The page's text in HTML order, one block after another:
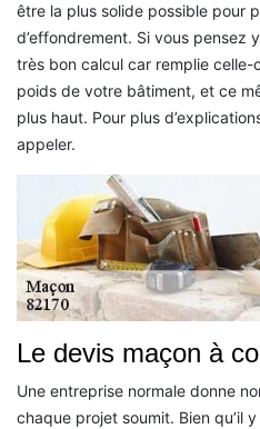
être la plus solide possible pour
d’effondrement. Si vous pensez
très bon calcul car remplie
poids de votre bâtiment, et ce
plus haut. Pour plus
appeler.
Le devis maçon à
Une entreprise normale donne
chaque projet soumit. Bien qu’il